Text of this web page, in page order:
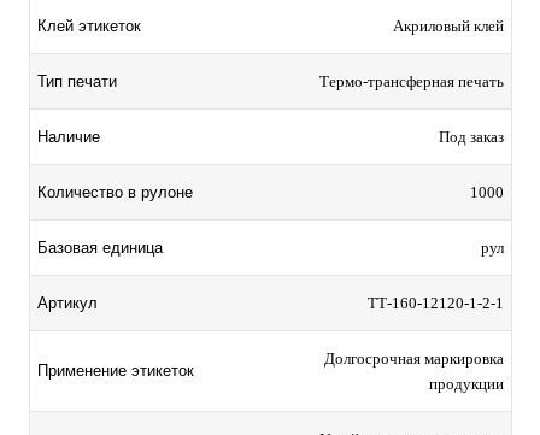
Клей этикеток Акриловый клей
Тип печати Термо-трансферная печать
Наличие Под заказ
Количество в рулоне 1000
Базовая единица рул
Артикул ТТ-160-12120-1-2-1
Применение этикеток
Долгосрочная маркировка
продукции